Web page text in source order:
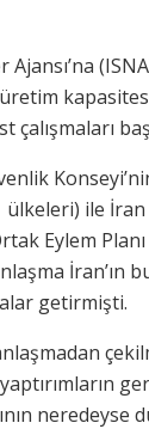
üretim
ile İran
Eylem
İran’ın
getirmişti.
neredeyse